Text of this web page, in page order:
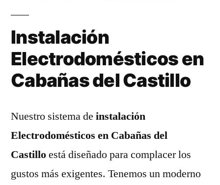
Instalación
Electrodomésticos en
Cabañas del Castillo
Nuestro sistema de instalación
Electrodomésticos en Cabañas del
Castilloestá diseñado para complacer los
gustos más exigentes. Tenemos un moderno